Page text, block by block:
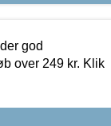
god
over 249 kr. Klik